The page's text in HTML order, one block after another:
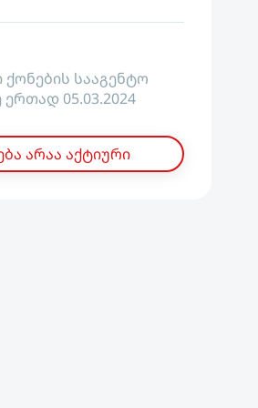
ქონების სააგენტო
ერთად 05.03.2024
არაა აქტიური